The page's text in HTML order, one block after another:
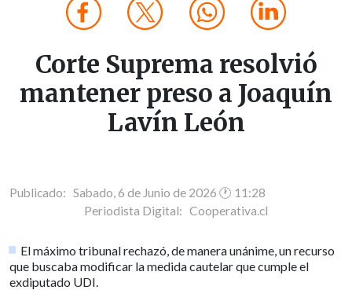
Corte Suprema resolvió
mantener preso a Joaquín
Lavín León
Publicado: Sabado, 6 de Junio de 2026 🕐 11:28
Periodista Digital: Cooperativa.cl
El máximo tribunal rechazó, de manera unánime, un recurso
que buscaba modificar la medida cautelar que cumple el
exdiputado UDI.